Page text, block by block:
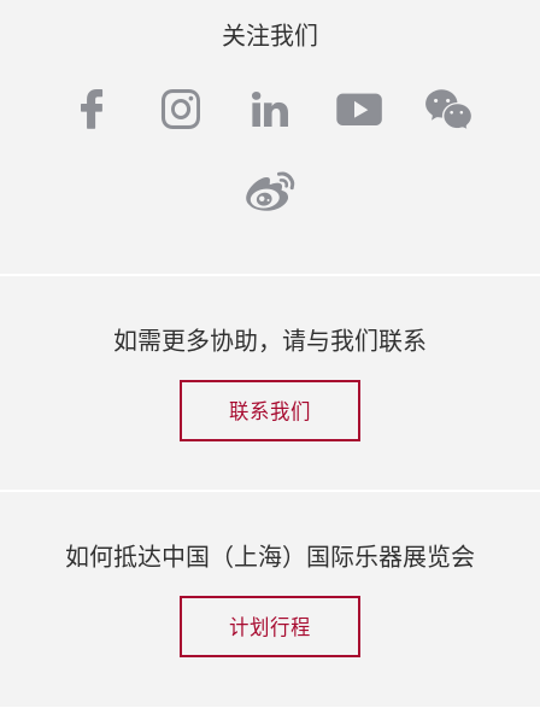
关注我们
facebook
instagram
linkedinyoutube
weibo
如需更多协助，请与我们联系
联系我们
如何抵达中国（上海）国际乐器展览会
计划行程